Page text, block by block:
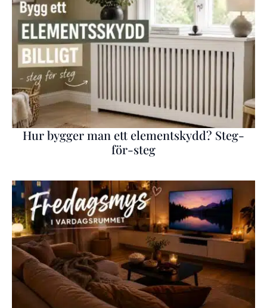
Hur bygger man ett elementskydd? Steg-
för-steg